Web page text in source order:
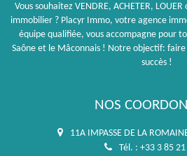
Vous souhaitez VENDRE, ACHETER,
immobilier ? Placyr Immo, votre agence
équipe qualifiée, vous accompagne pour
Saône et le Mâconnais ! Notre objectif:
succès !
NOS
11A IMPASSE DE LA
Tél. : +33 3 85